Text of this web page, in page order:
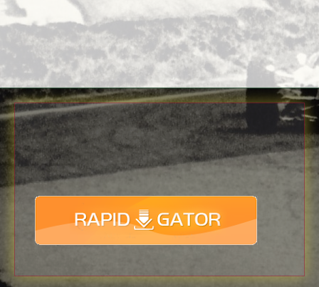
Download
with full Speed !